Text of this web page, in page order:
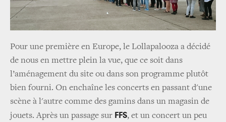
Pour une première en Europe, le Lollapalooza a décidé
de nous en mettre plein la vue, que ce soit dans
l’aménagement du site ou dans son programme plutôt
bien fourni. On enchaîne les concerts en passant d'une
scène à l'autre comme des gamins dans un magasin de
jouets. Après un passage sur FFS, et un concert un peu